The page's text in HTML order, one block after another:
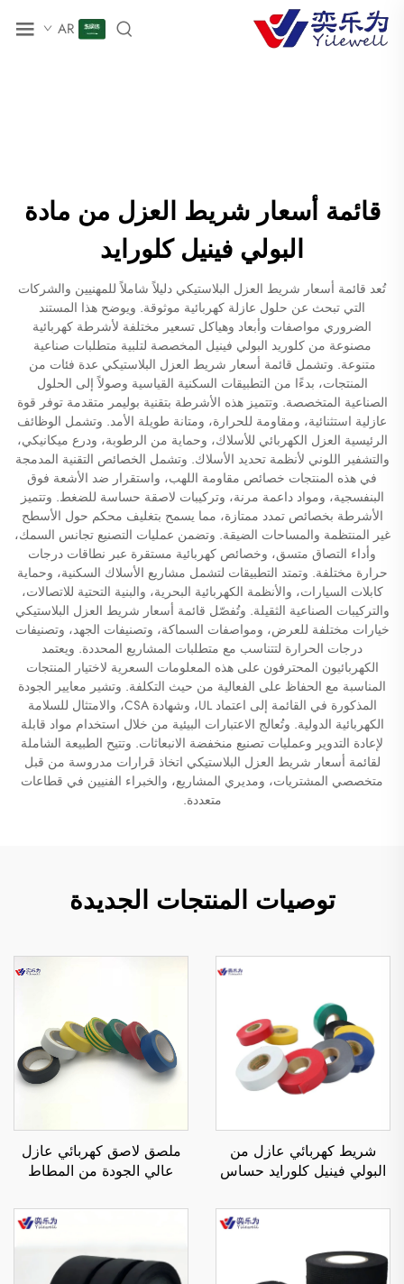
AR
قائمة أسعار شريط العزل من مادة
البولي فينيل كلورايد
تُعد قائمة أسعار شريط العزل البلاستيكي دليلاً شاملاً للمهنيين والشركات
التي تبحث عن حلول عازلة كهربائية موثوقة. ويوضح هذا المستند
الضروري مواصفات وأبعاد وهياكل تسعير مختلفة لأشرطة كهربائية
مصنوعة من كلوريد البولي فينيل المخصصة لتلبية متطلبات صناعية
متنوعة. وتشمل قائمة أسعار شريط العزل البلاستيكي عدة فئات من
المنتجات، بدءًا من التطبيقات السكنية القياسية وصولاً إلى الحلول
الصناعية المتخصصة. وتتميز هذه الأشرطة بتقنية بوليمر متقدمة توفر قوة
عازلية استثنائية، ومقاومة للحرارة، ومتانة طويلة الأمد. وتشمل الوظائف
الرئيسية العزل الكهربائي للأسلاك، وحماية من الرطوبة، ودرع ميكانيكي،
والتشفير اللوني لأنظمة تحديد الأسلاك. وتشمل الخصائص التقنية المدمجة
في هذه المنتجات خصائص مقاومة اللهب، واستقرار ضد الأشعة فوق
البنفسجية، ومواد داعمة مرنة، وتركيبات لاصقة حساسة للضغط. وتتميز
الأشرطة بخصائص تمدد ممتازة، مما يسمح بتغليف محكم حول الأسطح
غير المنتظمة والمساحات الضيقة. وتضمن عمليات التصنيع تجانس السمك،
وأداء التصاق متسق، وخصائص كهربائية مستقرة عبر نطاقات درجات
حرارة مختلفة. وتمتد التطبيقات لتشمل مشاريع الأسلاك السكنية، وحماية
كابلات السيارات، والأنظمة الكهربائية البحرية، والبنية التحتية للاتصالات،
والتركيبات الصناعية الثقيلة. وتُفصّل قائمة أسعار شريط العزل البلاستيكي
خيارات مختلفة للعرض، ومواصفات السماكة، وتصنيفات الجهد، وتصنيفات
درجات الحرارة لتتناسب مع متطلبات المشاريع المحددة. ويعتمد
الكهربائيون المحترفون على هذه المعلومات السعرية لاختيار المنتجات
المناسبة مع الحفاظ على الفعالية من حيث التكلفة. وتشير معايير الجودة
المذكورة في القائمة إلى اعتماد UL، وشهادة CSA، والامتثال للسلامة
الكهربائية الدولية. وتُعالج الاعتبارات البيئية من خلال استخدام مواد قابلة
لإعادة التدوير وعمليات تصنيع منخفضة الانبعاثات. وتتيح الطبيعة الشاملة
لقائمة أسعار شريط العزل البلاستيكي اتخاذ قرارات مدروسة من قبل
متخصصي المشتريات، ومديري المشاريع، والخبراء الفنيين في قطاعات
متعددة.
توصيات المنتجات الجديدة
شريط كهربائي عازل من
البولي فينيل كلورايد حساس
مقاوم للحرارة والماء، سمك
ملصق لاصق كهربائي عازل
عالي الجودة من المطاط
البولي فينيل كلورايد، من جهة
واحدة، مقاوم للحرارة والماء